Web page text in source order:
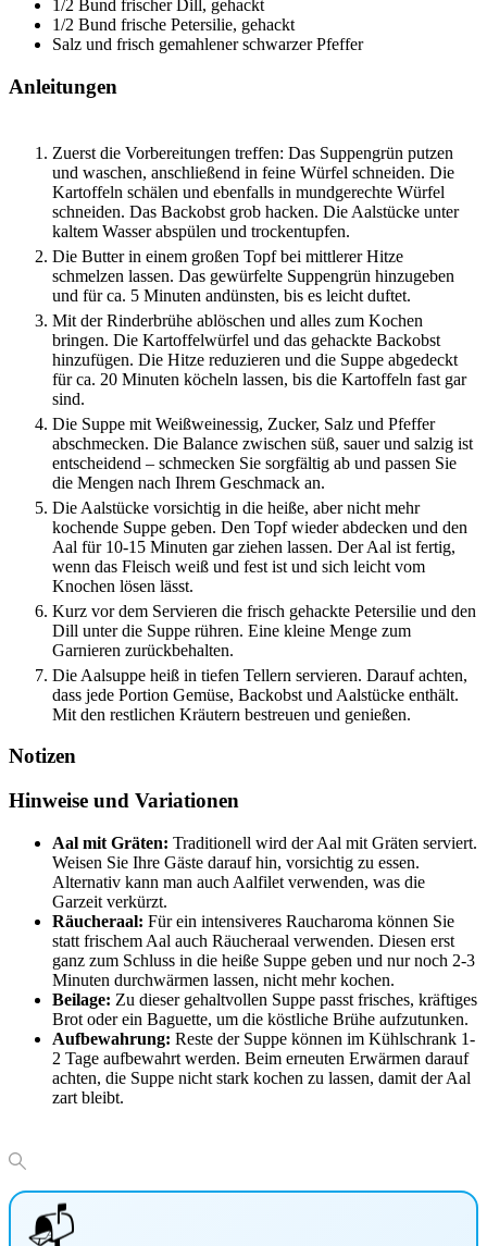
1/2 Bund frischer Dill, gehackt
1/2 Bund frische Petersilie, gehackt
Salz und frisch gemahlener schwarzer Pfeffer
Anleitungen
Zuerst die Vorbereitungen treffen: Das Suppengrün putzen
und waschen, anschließend in feine Würfel schneiden. Die
Kartoffeln schälen und ebenfalls in mundgerechte Würfel
schneiden. Das Backobst grob hacken. Die Aalstücke unter
kaltem Wasser abspülen und trockentupfen.
Die Butter in einem großen Topf bei mittlerer Hitze
schmelzen lassen. Das gewürfelte Suppengrün hinzugeben
und für ca. 5 Minuten andünsten, bis es leicht duftet.
Mit der Rinderbrühe ablöschen und alles zum Kochen
bringen. Die Kartoffelwürfel und das gehackte Backobst
hinzufügen. Die Hitze reduzieren und die Suppe abgedeckt
für ca. 20 Minuten köcheln lassen, bis die Kartoffeln fast gar
sind.
Die Suppe mit Weißweinessig, Zucker, Salz und Pfeffer
abschmecken. Die Balance zwischen süß, sauer und salzig ist
entscheidend – schmecken Sie sorgfältig ab und passen Sie
die Mengen nach Ihrem Geschmack an.
Die Aalstücke vorsichtig in die heiße, aber nicht mehr
kochende Suppe geben. Den Topf wieder abdecken und den
Aal für 10-15 Minuten gar ziehen lassen. Der Aal ist fertig,
wenn das Fleisch weiß und fest ist und sich leicht vom
Knochen lösen lässt.
Kurz vor dem Servieren die frisch gehackte Petersilie und den
Dill unter die Suppe rühren. Eine kleine Menge zum
Garnieren zurückbehalten.
Die Aalsuppe heiß in tiefen Tellern servieren. Darauf achten,
dass jede Portion Gemüse, Backobst und Aalstücke enthält.
Mit den restlichen Kräutern bestreuen und genießen.
Notizen
Hinweise und Variationen
Aal mit Gräten: Traditionell wird der Aal mit Gräten serviert.
Weisen Sie Ihre Gäste darauf hin, vorsichtig zu essen.
Alternativ kann man auch Aalfilet verwenden, was die
Garzeit verkürzt.
Räucheraal: Für ein intensiveres Raucharoma können Sie
statt frischem Aal auch Räucheraal verwenden. Diesen erst
ganz zum Schluss in die heiße Suppe geben und nur noch 2-3
Minuten durchwärmen lassen, nicht mehr kochen.
Beilage: Zu dieser gehaltvollen Suppe passt frisches, kräftiges
Brot oder ein Baguette, um die köstliche Brühe aufzutunken.
Aufbewahrung: Reste der Suppe können im Kühlschrank 1-
2 Tage aufbewahrt werden. Beim erneuten Erwärmen darauf
achten, die Suppe nicht stark kochen zu lassen, damit der Aal
zart bleibt.
📬